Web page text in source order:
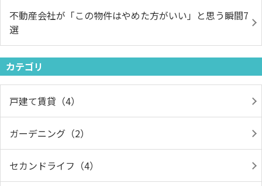
不動産会社が「この物件はやめた方がいい」と思う瞬間7
選
カテゴリ
戸建て賃貸（4）
ガーデニング（2）
セカンドライフ（4）